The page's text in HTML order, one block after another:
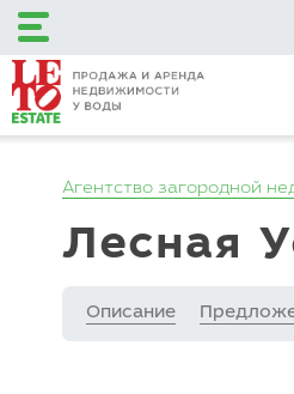
+7 (495) 120-12-48
+7 (499) 110-16-34
Агентство загородной
Лесная
Описание